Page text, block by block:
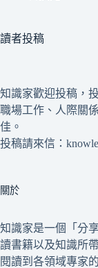
讀者投稿
知識家歡迎投稿，
職場工作、人際關
佳。
投稿請來信：
關於
知識家是一個「分
讀書籍以及知識所
閱讀到各領域專家